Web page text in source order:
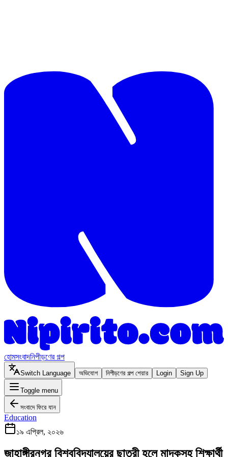
হোমসংবাদনিপীড়ণের গল্প
Switch Language অভিযোগ নিপীড়ণের গল্প শেয়ার Login Sign Up
Toggle menu
সংবাদে ফিরে যান
Education
১৯ এপ্রিল, ২০২৬
জাহাঙ্গীরনগর বিশ্ববিদ্যালয়ের ছাত্রী হলে মাদকসহ শিক্ষার্থী